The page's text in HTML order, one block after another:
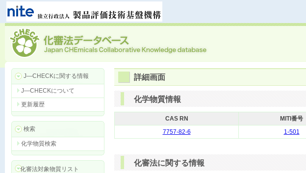
J―CHECKに関する情報
J―CHECKについて
更新履歴
検索
化学物質検索
化審法対象物質リスト
詳細画面
化学物質情報
CAS RN MITI番号
7757-82-6
1-501
化審法に関する情報